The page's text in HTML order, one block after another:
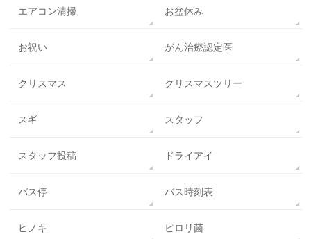
エアコン清掃 お盆休み
お祝い がん治療認定医
クリスマス クリスマスツリー
スギ スタッフ
スタッフ投稿 ドライアイ
バス停 バス時刻表
ヒノキ ピロリ菌